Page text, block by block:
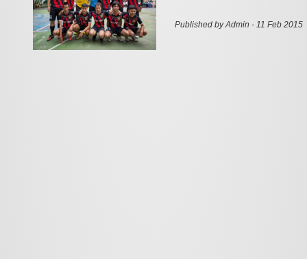
Published by Admin - 11 Feb 2015